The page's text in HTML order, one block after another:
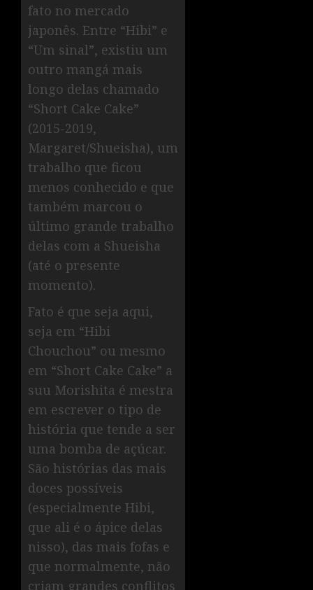
fato no mercado
japonês. Entre “Hibi” e
“Um sinal”, existiu um
outro mangá mais
longo delas chamado
“Short Cake Cake”
(2015-2019,
Margaret/Shueisha), um
trabalho que ficou
menos conhecido e que
também marcou o
último grande trabalho
delas com a Shueisha
(até o presente
momento).
Fato é que seja aqui,
seja em “Hibi
Chouchou” ou mesmo
em “Short Cake Cake” a
suu Morishita é mestra
em escrever o tipo de
história que tende a ser
uma bomba de açúcar.
São histórias das mais
doces possíveis
(especialmente Hibi,
que ali é o ápice delas
nisso), das mais fofas e
que normalmente, não
criam grandes conflitos